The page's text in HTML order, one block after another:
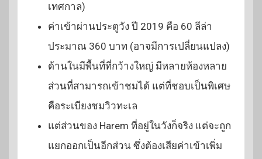
เทศกาล)
ค่าเข้าผ่านประตูวัง ปี 2019 คือ 60 ลีล่า
ประมาณ 360 บาท (อาจมีการเปลี่ยนแปลง)
ด้านในมีพื้นที่ที่กว้างใหญ่ มีหลายห้องหลาย
ส่วนที่สามารถเข้าชมได้ แต่ที่ชอบเป็นพิเศษ
คือระเบียงชมวิวทะเล
แต่ส่วนของ Harem ที่อยู่ในวังก็จริง แต่จะถูก
แยกออกเป็นอีกส่วน ซึ่งต้องเสียค่าเข้าเพิ่ม